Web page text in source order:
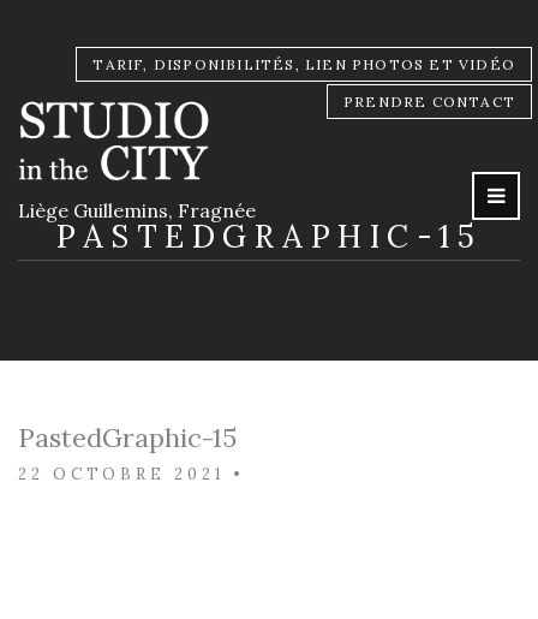
TARIF, DISPONIBILITÉS, LIEN PHOTOS ET VIDÉO
PRENDRE CONTACT
Liège Guillemins, Fragnée
PASTEDGRAPHIC-15
PastedGraphic-15
22 OCTOBRE 2021 •